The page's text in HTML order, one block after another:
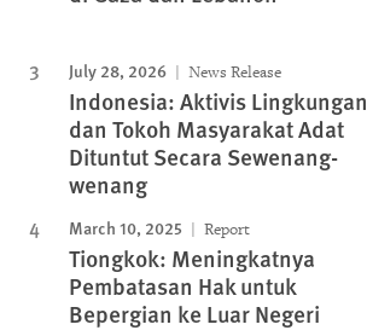
July 28, 2026 News Release
Indonesia: Aktivis Lingkungan
dan Tokoh Masyarakat Adat
Dituntut Secara Sewenang-
wenang
March 10, 2025 Report
Tiongkok: Meningkatnya
Pembatasan Hak untuk
Bepergian ke Luar Negeri